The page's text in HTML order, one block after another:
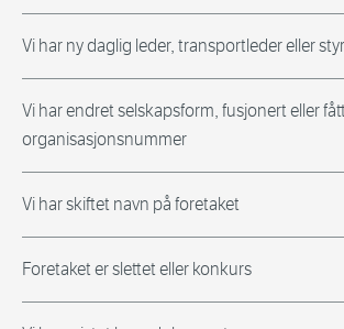
Vi har ny daglig leder, transportleder eller
Vi har endret selskapsform, fusjonert eller
organisasjonsnummer
Vi har skiftet navn på foretaket
Foretaket er slettet eller konkurs